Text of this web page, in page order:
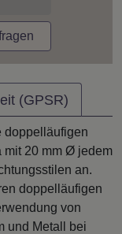
(GPSR)
doppelläufigen
mit 20 mm Ø jedem
an.
doppelläufigen
von
und Metall bei